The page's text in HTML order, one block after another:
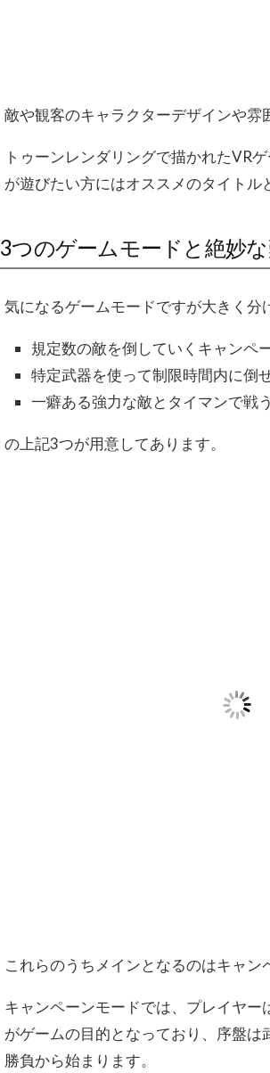
敵や観客のキャラクターデザインや雰
トゥーンレンダリングで描かれたVR
が遊びたい方にはオススメのタイトル
3つのゲームモードと絶妙
気になるゲームモードですが大きく分
規定数の敵を倒していくキャンペ
特定武器を使って制限時間内に倒
一癖ある強力な敵とタイマンで戦
の上記3つが用意してあります。
これらのうちメインとなるのはキャン
キャンペーンモードでは、プレイヤ
がゲームの目的となっており、序盤
勝負から始まります。